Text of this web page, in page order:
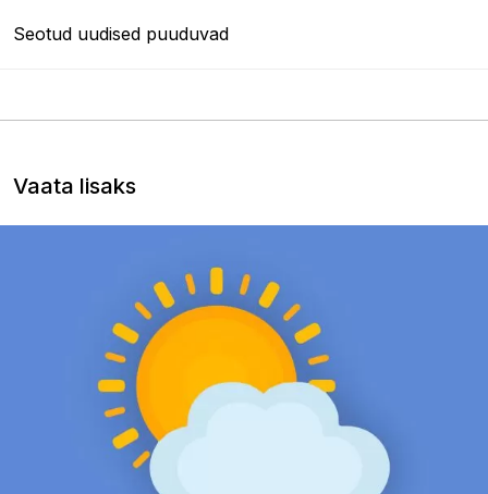
Seotud uudised puuduvad
Vaata lisaks